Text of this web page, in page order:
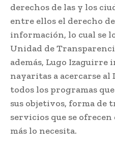
derechos de las y los
entre ellos el derecho de
información, lo cual se
Unidad de
además, Lugo Izaguirre
nayaritas a acercarse
todos los programas
sus objetivos, forma de
servicios que se
más lo necesita.